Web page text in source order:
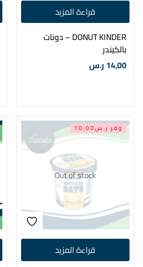
قراءة المزيد
DONUT KINDER – دونات
بالكيندر
14,00ر.س
Out of stock
قراءة المزيد
وفر ر.س10.00